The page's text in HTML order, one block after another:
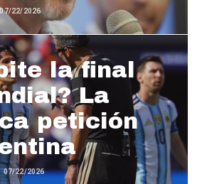
07/22/2026
la final
La
petición
07/22/2026